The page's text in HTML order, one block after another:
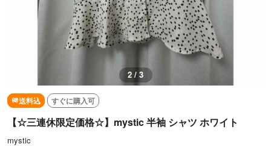
2 / 3
送料込 すぐに購入可
【☆三連休限定価格☆】mystic 半袖 シャツ ホワイト
mystic